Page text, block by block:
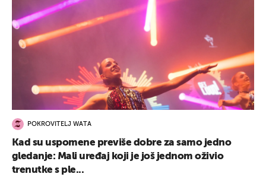
POKROVITELJ WATA
Kad su uspomene previše dobre za samo jedno
gledanje: Mali uređaj koji je još jednom oživio
trenutke s ple...